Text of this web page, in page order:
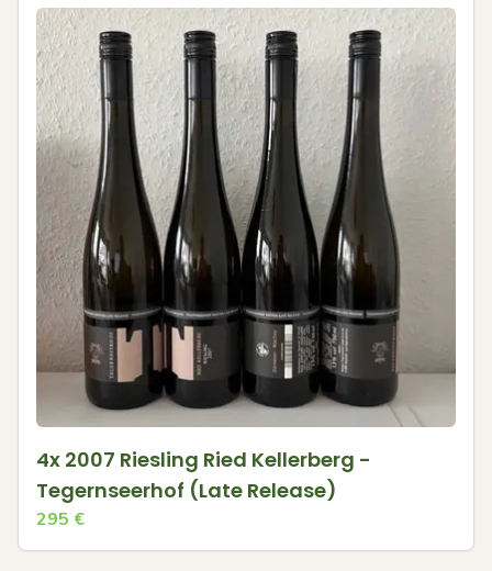
4x 2007 Riesling Ried Kellerberg -
Tegernseerhof (Late Release)
295 €